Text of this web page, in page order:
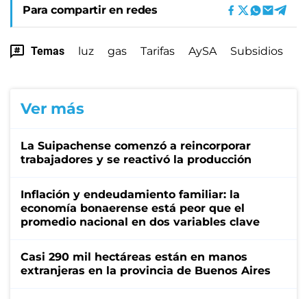
Para compartir en redes
Temas luz gas Tarifas AySA Subsidios
Ver más
La Suipachense comenzó a reincorporar
trabajadores y se reactivó la producción
Inflación y endeudamiento familiar: la
economía bonaerense está peor que el
promedio nacional en dos variables clave
Casi 290 mil hectáreas están en manos
extranjeras en la provincia de Buenos Aires